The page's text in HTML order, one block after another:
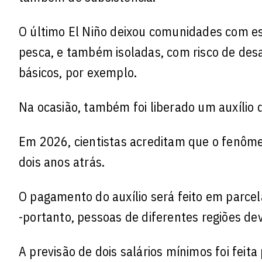
O último El Niño deixou comunidades com
pesca, e também isoladas, com risco de
básicos, por exemplo.
Na ocasião, também foi liberado um auxílio
Em 2026, cientistas acreditam que o
dois anos atrás.
O pagamento do auxílio será feito em
-portanto, pessoas de diferentes regiões
A previsão de dois salários mínimos foi